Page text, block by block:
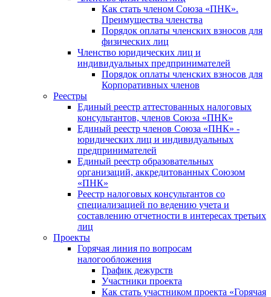
Как стать членом Союза «ПНК».
Преимущества членства
Порядок оплаты членских взносов для
физических лиц
Членство юридических лиц и
индивидуальных предпринимателей
Порядок оплаты членских взносов для
Корпоративных членов
Реестры
Единый реестр аттестованных налоговых
консультантов, членов Союза «ПНК»
Единый реестр членов Союза «ПНК» -
юридических лиц и индивидуальных
предпринимателей
Единый реестр образовательных
организаций, аккредитованных Союзом
«ПНК»
Реестр налоговых консультантов со
специализацией по ведению учета и
составлению отчетности в интересах третьих
лиц
Проекты
Горячая линия по вопросам
налогообложения
График дежурств
Участники проекта
Как стать участником проекта «Горячая